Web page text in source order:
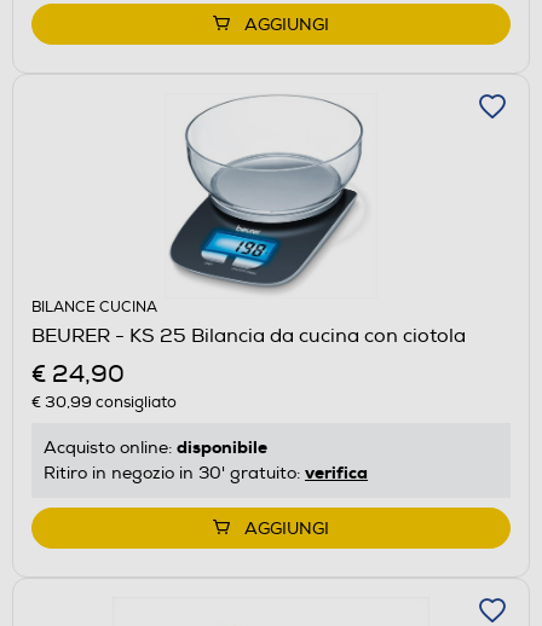
AGGIUNGI
BILANCE CUCINA
BEURER - KS 25 Bilancia da cucina con ciotola
€ 24,90
€ 30,99 consigliato
Acquisto online: disponibile
Ritiro in negozio in 30' gratuito: verifica
AGGIUNGI